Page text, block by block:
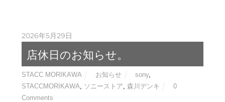
2026年5月29日
店休日のお知らせ。
STACC MORIKAWA お知らせ sony,
STACCMORIKAWA
ソニーストア 森川デンキ
0
Comments